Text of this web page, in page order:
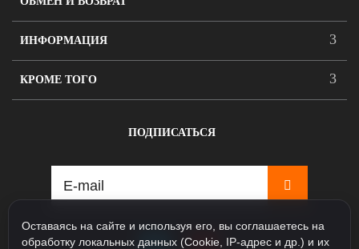
ИНФОРМАЦИЯ
КРОМЕ ТОГО
ПОДПИСАТЬСЯ
Оставаясь на сайте и используя его, вы соглашаетесь на
обработку локальных данных (Cookie, IP-адрес и др.) и их